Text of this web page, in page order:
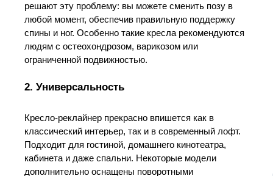
решают эту проблему: вы можете сменить позу в
любой момент, обеспечив правильную поддержку
спины и ног. Особенно такие кресла рекомендуются
людям с остеохондрозом, варикозом или
ограниченной подвижностью.
2. Универсальность
Кресло-реклайнер прекрасно впишется как в
классический интерьер, так и в современный лофт.
Подходит для гостиной, домашнего кинотеатра,
кабинета и даже спальни. Некоторые модели
дополнительно оснащены поворотными